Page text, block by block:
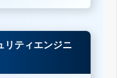
リティエンジニ